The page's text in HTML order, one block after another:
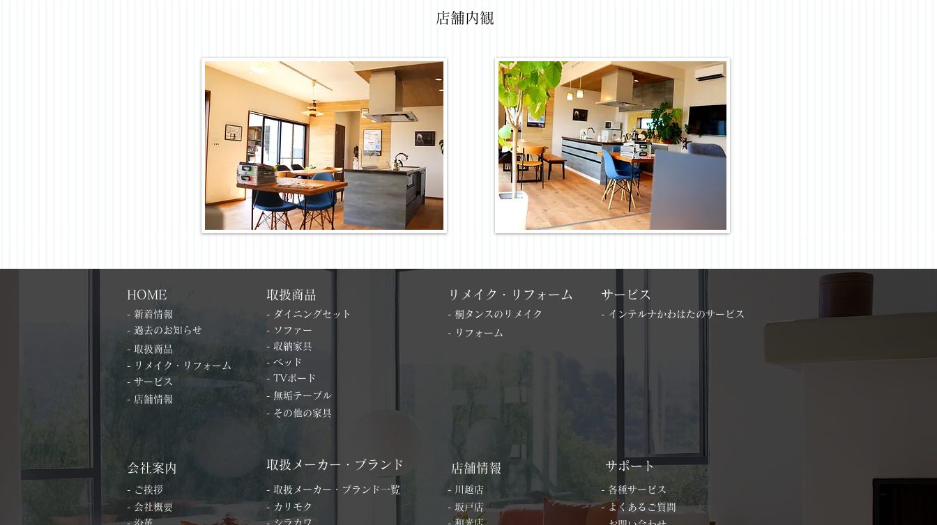
​店舗内観
HOME
- 新着情報
- 過去のお知らせ
- 取扱商品
- リメイク・リフォーム
- サービス
- 店舗情報
取扱商品
- ダイニングセット
- ソファー
- 収納家具
- ベッド
- TVボード
- 無垢テーブル
リメイク・リフォーム
- 桐タンスのリメイク
サービス
- インテルナかわはたのサービス
- リフォーム
- その他の家具
会社案内
- ご挨拶
- 会社概要
- 沿革
取扱メーカー・ブランド
- 取扱メーカー・ブランド一覧
- カリモク
- シラカワ
店舗情報
- 川越店
- 坂戸店
- 和光店
サポート
- 各種サービス
- よくあるご質問